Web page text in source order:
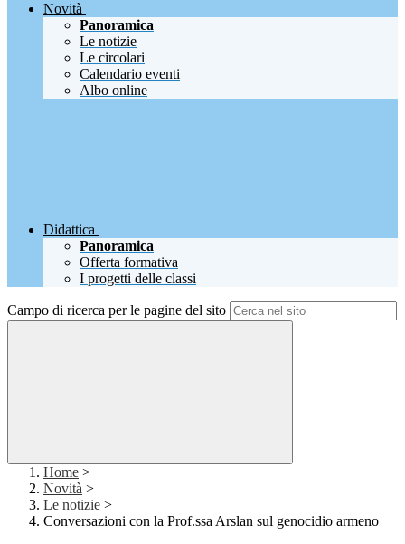
Novità
Panoramica
Le notizie
Le circolari
Calendario eventi
Albo online
Didattica
Panoramica
Offerta formativa
I progetti delle classi
Campo di ricerca per le pagine del sito
Home >
Novità >
Le notizie >
Conversazioni con la Prof.ssa Arslan sul genocidio armeno